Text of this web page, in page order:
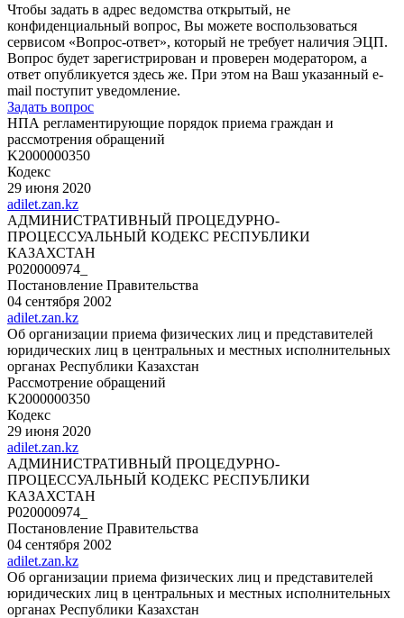
Чтобы задать в адрес ведомства открытый, не
конфиденциальный вопрос, Вы можете воспользоваться
сервисом «Вопрос-ответ», который не требует наличия ЭЦП.
Вопрос будет зарегистрирован и проверен модератором, а
ответ опубликуется здесь же. При этом на Ваш указанный e-
mail поступит уведомление.
Задать вопрос
НПА регламентирующие порядок приема граждан и
рассмотрения обращений
K2000000350
Кодекс
29 июня 2020
adilet.zan.kz
АДМИНИСТРАТИВНЫЙ ПРОЦЕДУРНО-
ПРОЦЕССУАЛЬНЫЙ КОДЕКС РЕСПУБЛИКИ
КАЗАХСТАН
P020000974_
Постановление Правительства
04 сентября 2002
adilet.zan.kz
Об организации приема физических лиц и представителей
юридических лиц в центральных и местных исполнительных
органах Республики Казахстан
Рассмотрение обращений
K2000000350
Кодекс
29 июня 2020
adilet.zan.kz
АДМИНИСТРАТИВНЫЙ ПРОЦЕДУРНО-
ПРОЦЕССУАЛЬНЫЙ КОДЕКС РЕСПУБЛИКИ
КАЗАХСТАН
P020000974_
Постановление Правительства
04 сентября 2002
adilet.zan.kz
Об организации приема физических лиц и представителей
юридических лиц в центральных и местных исполнительных
органах Республики Казахстан